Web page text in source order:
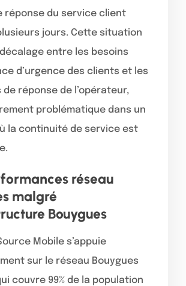
réponse du service client
jours. Cette situation
entre les besoins
d’urgence des clients et les
réponse de l’opérateur,
problématique dans un
la continuité de service est
réseau
malgré
Bouygues
Mobile s’appuie
sur le réseau Bouygues
couvre 99% de la population